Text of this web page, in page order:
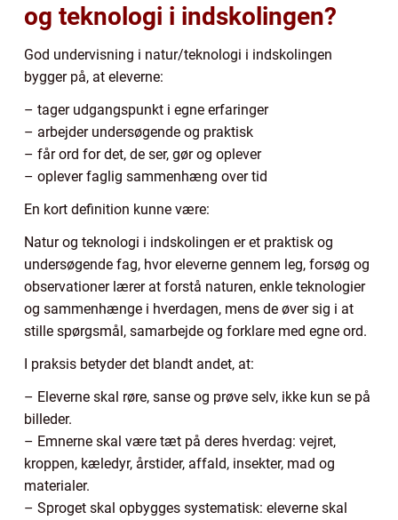
og teknologi i indskolingen?
God undervisning i natur/teknologi i indskolingen
bygger på, at eleverne:
– tager udgangspunkt i egne erfaringer
– arbejder undersøgende og praktisk
– får ord for det, de ser, gør og oplever
– oplever faglig sammenhæng over tid
En kort definition kunne være:
Natur og teknologi i indskolingen er et praktisk og
undersøgende fag, hvor eleverne gennem leg, forsøg og
observationer lærer at forstå naturen, enkle teknologier
og sammenhænge i hverdagen, mens de øver sig i at
stille spørgsmål, samarbejde og forklare med egne ord.
I praksis betyder det blandt andet, at:
– Eleverne skal røre, sanse og prøve selv, ikke kun se på
billeder.
– Emnerne skal være tæt på deres hverdag: vejret,
kroppen, kæledyr, årstider, affald, insekter, mad og
materialer.
– Sproget skal opbygges systematisk: eleverne skal